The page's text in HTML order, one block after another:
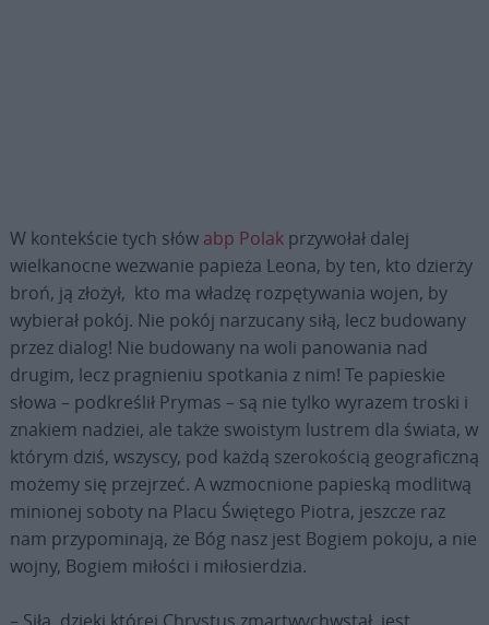
W kontekście tych słów abp Polakprzywołał dalej
wielkanocne wezwanie papieża Leona, by ten, kto dzierży
broń, ją złożył, kto ma władzę rozpętywania wojen, by
wybierał pokój. Nie pokój narzucany siłą, lecz budowany
przez dialog! Nie budowany na woli panowania nad
drugim, lecz pragnieniu spotkania z nim! Te papieskie
słowa – podkreślił Prymas – są nie tylko wyrazem troski i
znakiem nadziei, ale także swoistym lustrem dla świata, w
którym dziś, wszyscy, pod każdą szerokością geograficzną
możemy się przejrzeć. A wzmocnione papieską modlitwą
minionej soboty na Placu Świętego Piotra, jeszcze raz
nam przypominają, że Bóg nasz jest Bogiem pokoju, a nie
wojny, Bogiem miłości i miłosierdzia.